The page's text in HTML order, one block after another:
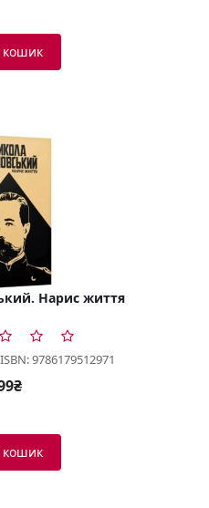
кошик
Нарис життя
ISBN: 9786179512971
кошик